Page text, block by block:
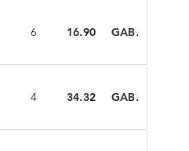
6 16.90 GAB.
4 34.32 GAB.